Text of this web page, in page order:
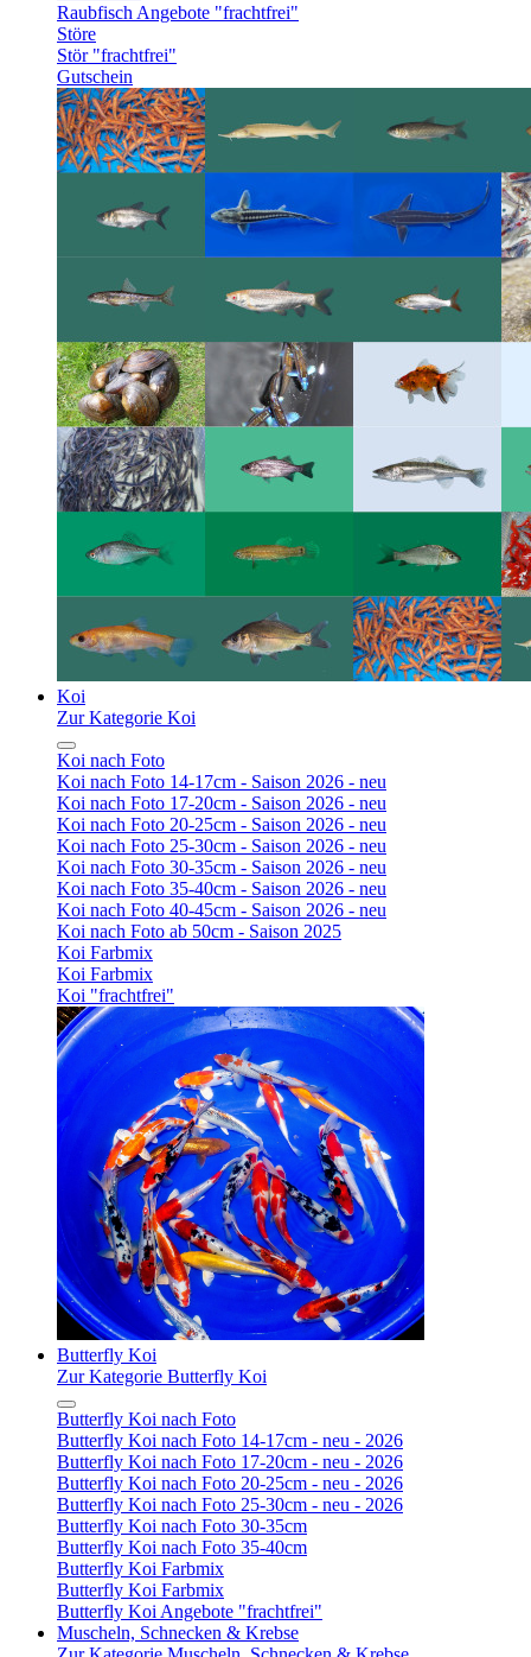
Raubfisch Angebote "frachtfrei"
Störe
Stör "frachtfrei"
Gutschein
Koi
Zur Kategorie Koi
Koi nach Foto
Koi nach Foto 14-17cm - Saison 2026 - neu
Koi nach Foto 17-20cm - Saison 2026 - neu
Koi nach Foto 20-25cm - Saison 2026 - neu
Koi nach Foto 25-30cm - Saison 2026 - neu
Koi nach Foto 30-35cm - Saison 2026 - neu
Koi nach Foto 35-40cm - Saison 2026 - neu
Koi nach Foto 40-45cm - Saison 2026 - neu
Koi nach Foto ab 50cm - Saison 2025
Koi Farbmix
Koi Farbmix
Koi "frachtfrei"
Butterfly Koi
Zur Kategorie Butterfly Koi
Butterfly Koi nach Foto
Butterfly Koi nach Foto 14-17cm - neu - 2026
Butterfly Koi nach Foto 17-20cm - neu - 2026
Butterfly Koi nach Foto 20-25cm - neu - 2026
Butterfly Koi nach Foto 25-30cm - neu - 2026
Butterfly Koi nach Foto 30-35cm
Butterfly Koi nach Foto 35-40cm
Butterfly Koi Farbmix
Butterfly Koi Farbmix
Butterfly Koi Angebote "frachtfrei"
Muscheln, Schnecken & Krebse